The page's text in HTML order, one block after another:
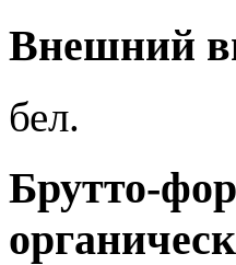
Внешний
бел.
Брутто-